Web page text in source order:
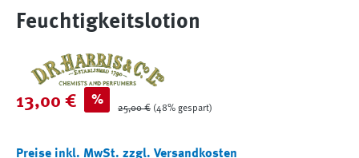
Feuchtigkeitslotion
Verkaufspreis:
13,00 € %
Regulärer Preis:
25,00 € (48% gespart)
Preise inkl. MwSt. zzgl. Versandkosten